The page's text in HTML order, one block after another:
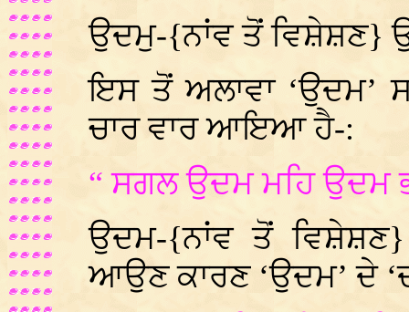
ਉਦਮੁ-{ਨਾਂਵ ਤੋਂ ਵਿਸ਼ੇਸ਼ਣ}
ਇਸ ਤੋਂ ਅਲਾਵਾ ‘ਉਦਮ’
ਚਾਰ ਵਾਰ ਆਇਆ ਹੈ-:
“ ਸਗਲ ਉਦਮ ਮਹਿ ਉਦਮ
ਉਦਮ-{ਨਾਂਵ ਤੋਂ
ਆਉਣ ਕਾਰਣ ‘ਉਦਮ’ ਦੇ